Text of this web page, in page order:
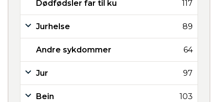
Dødfødsler far til ku 117
Jurhelse 89
Andre sykdommer 64
Jur 97
Bein 103